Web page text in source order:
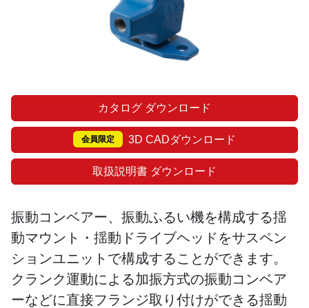
カタログ ダウンロード
会員限定 3D CADダウンロード
取扱説明書 ダウンロード
振動コンベアー、振動ふるい機を構成する揺
動マウント・揺動ドライブヘッドをサスペン
ションユニットで構成することができます。
クランク運動による加振方式の振動コンベア
ーなどに直接フランジ取り付けができる揺動